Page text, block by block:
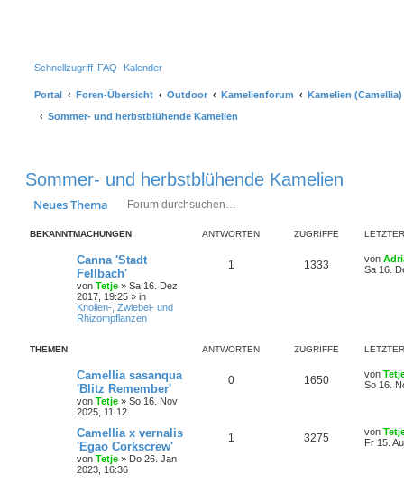
Schnellzugriff FAQ Kalender
Portal Foren-Übersicht Outdoor Kamelienforum
Kamelien (Camellia)
Sommer- und herbstblühende Kamelien
Sommer- und herbstblühende Kamelien
Neues Thema
BEKANNTMACHUNGEN ANTWORTEN ZUGRIFFE
Canna 'Stadt
Fellbach'
von Tetje » Sa 16. Dez
2017, 19:25 » in
Knollen-, Zwiebel- und
Rhizompflanzen
1 1333 von
Sa 16.
THEMEN ANTWORTEN ZUGRIFFE
Camellia sasanqua
'Blitz Remember'
von Tetje » So 16. Nov
2025, 11:12
0 1650 von
So 16.
Camellia x vernalis
'Egao Corkscrew'
von Tetje » Do 26. Jan
2023, 16:36
1 3275 von
Fr 15.